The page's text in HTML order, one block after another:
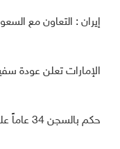
إيران : التعاون مع
الإمارات تعلن عودة
حكم بالسجن 34 عاماً على سعودية بسبب تغريدات على تويتر